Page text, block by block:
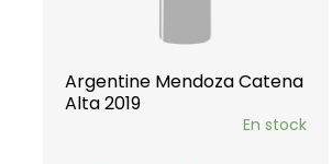
Argentine Mendoza Catena
Alta 2019
En stock